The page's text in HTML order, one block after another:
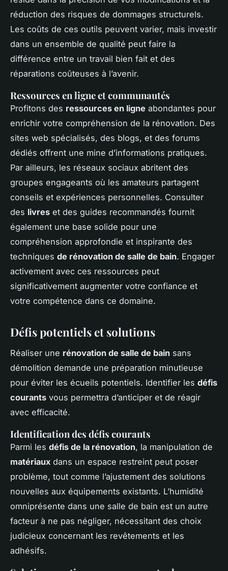
réduction des risques de dommages structurels.
Les coûts de ces outils peuvent varier, mais investir
dans un ensemble de qualité peut faire la
différence entre un travail bien fait et des
réparations coûteuses à l’avenir.
Ressources en ligne et communautés
Profitons des ressources en ligne abondantes pour
enrichir votre compréhension de la rénovation. Des
sites web spécialisés, des blogs, et des forums
dédiés offrent une mine d’informations pratiques.
Par ailleurs, les réseaux sociaux abritent des
groupes engageants où les amateurs partagent
conseils et expériences personnelles. Consulter
des livres et des guides recommandés fournit
également une base solide pour une
compréhension approfondie et inspirante des
techniques de rénovation de salle de bain. Engager
activement avec ces ressources peut
significativement augmenter votre confiance et
votre compétence dans ce domaine.
Défis potentiels et solutions
Réaliser une rénovation de salle de bain sans
démolition demande une préparation minutieuse
pour éviter les écueils potentiels. Identifier les défis
courants vous permettra d’anticiper et de réagir
avec efficacité.
Identification des défis courants
Parmi les défis de la rénovation, la manipulation de
matériaux dans un espace restreint peut poser
problème, tout comme l’ajustement des solutions
nouvelles aux équipements existants. L’humidité
omniprésente dans une salle de bain est un autre
facteur à ne pas négliger, nécessitant des choix
judicieux concernant les revêtements et les
adhésifs.